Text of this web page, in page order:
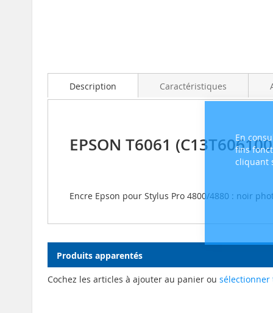
En
fins
cliquant
beginning
the
Description
EPSON T6061
Encre Epson pour Stylus Pro 4800/4880 : noir
Caractéristiques
Produits apparentés
Cochez les articles à ajouter au panier ou sélectionner